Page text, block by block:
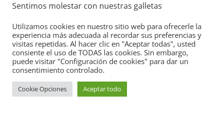
Mercedes-Benz ESF 05: 50 años de
seguridad
21 de octubre de 2021 mospotter84 0
Sentimos molestar con nuestras galletas
Utilizamos cookies en nuestro sitio web para ofrecerle la
experiencia más adecuada al recordar sus preferencias y
visitas repetidas. Al hacer clic en "Aceptar todas", usted
consiente el uso de TODAS las cookies. Sin embargo,
puede visitar "Configuración de cookies" para dar un
consentimiento controlado.
Cookie Opciones Aceptar todo